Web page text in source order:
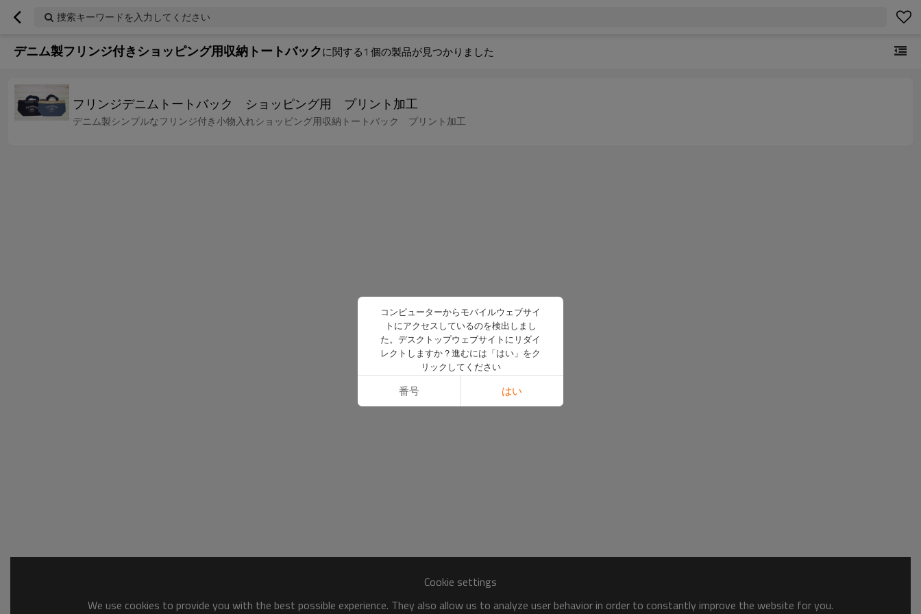
捜索キーワードを入力してください
デニム製フリンジ付きショッピング用収納トートバックに関する1 個の製品が見つかりました
フリンジデニムトートバック ショッピング用 プリント加工
デニム製シンプルなフリンジ付き小物入れショッピング用収納トートバック プリント加工
Cookie settings
We use cookies to provide you with the best possible experience. They also allow us to analyze user behavior in order to constantly improve the website for you.
コンピューターからモバイルウェブサイ
トにアクセスしているのを検出しまし
た。デスクトップウェブサイトにリダイ
レクトしますか？進むには「はい」をク
リックしてください
番号 はい